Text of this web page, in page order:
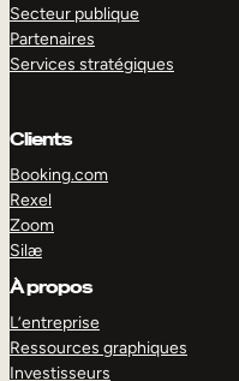
Secteur publique
Partenaires
Services stratégiques
Clients
Booking.com
Rexel
Zoom
Silæ
À propos
L’entreprise
Ressources graphiques
Investisseurs